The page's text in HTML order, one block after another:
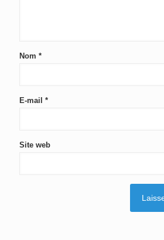
Nom *
E-mail *
Site web